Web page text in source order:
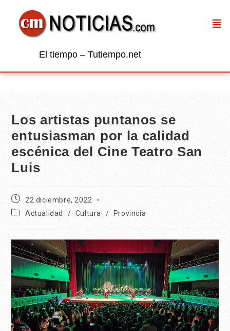
El tiempo – Tutiempo.net
Los artistas puntanos se
entusiasman por la calidad
escénica del Cine Teatro San
Luis
22 diciembre, 2022
Actualidad
/ Cultura / Provincia